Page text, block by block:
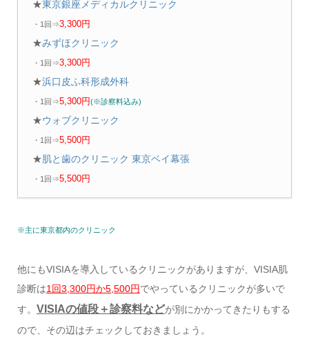
★東京銀座メディカルクリニック
・1回⇒3,300円
★みずほクリニック
・1回⇒3,300円
★浜口皮ふ科形成外科
・1回⇒5,300円(※診察料込み)
★ウォブクリニック
・1回⇒5,500円
★肌と歯のクリニック 東京ベイ幕張
・1回⇒5,500円
※主に東京都内のクリニック
他にもVISIAを導入しているクリニックがありますが、VISIA肌
診断は1回3,300円か5,500円でやっているクリニックが多いで
す。 VISIAの値段＋診察料などが別にかかってきたりもする
ので、その辺はチェックしておきましょう。